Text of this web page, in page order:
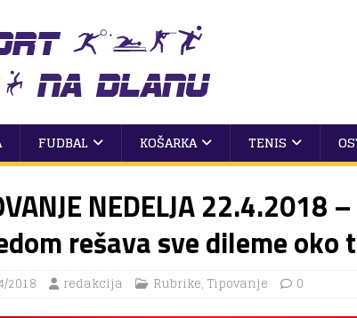
FUDBAL KOŠARKA TENIS
NEDELJA 22.4.2018
rešava sve dileme oko
2018 redakcija Rubrike, Tipovanje 0